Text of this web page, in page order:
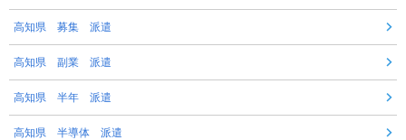
高知県 募集 派遣
高知県 副業 派遣
高知県 半年 派遣
高知県 半導体 派遣